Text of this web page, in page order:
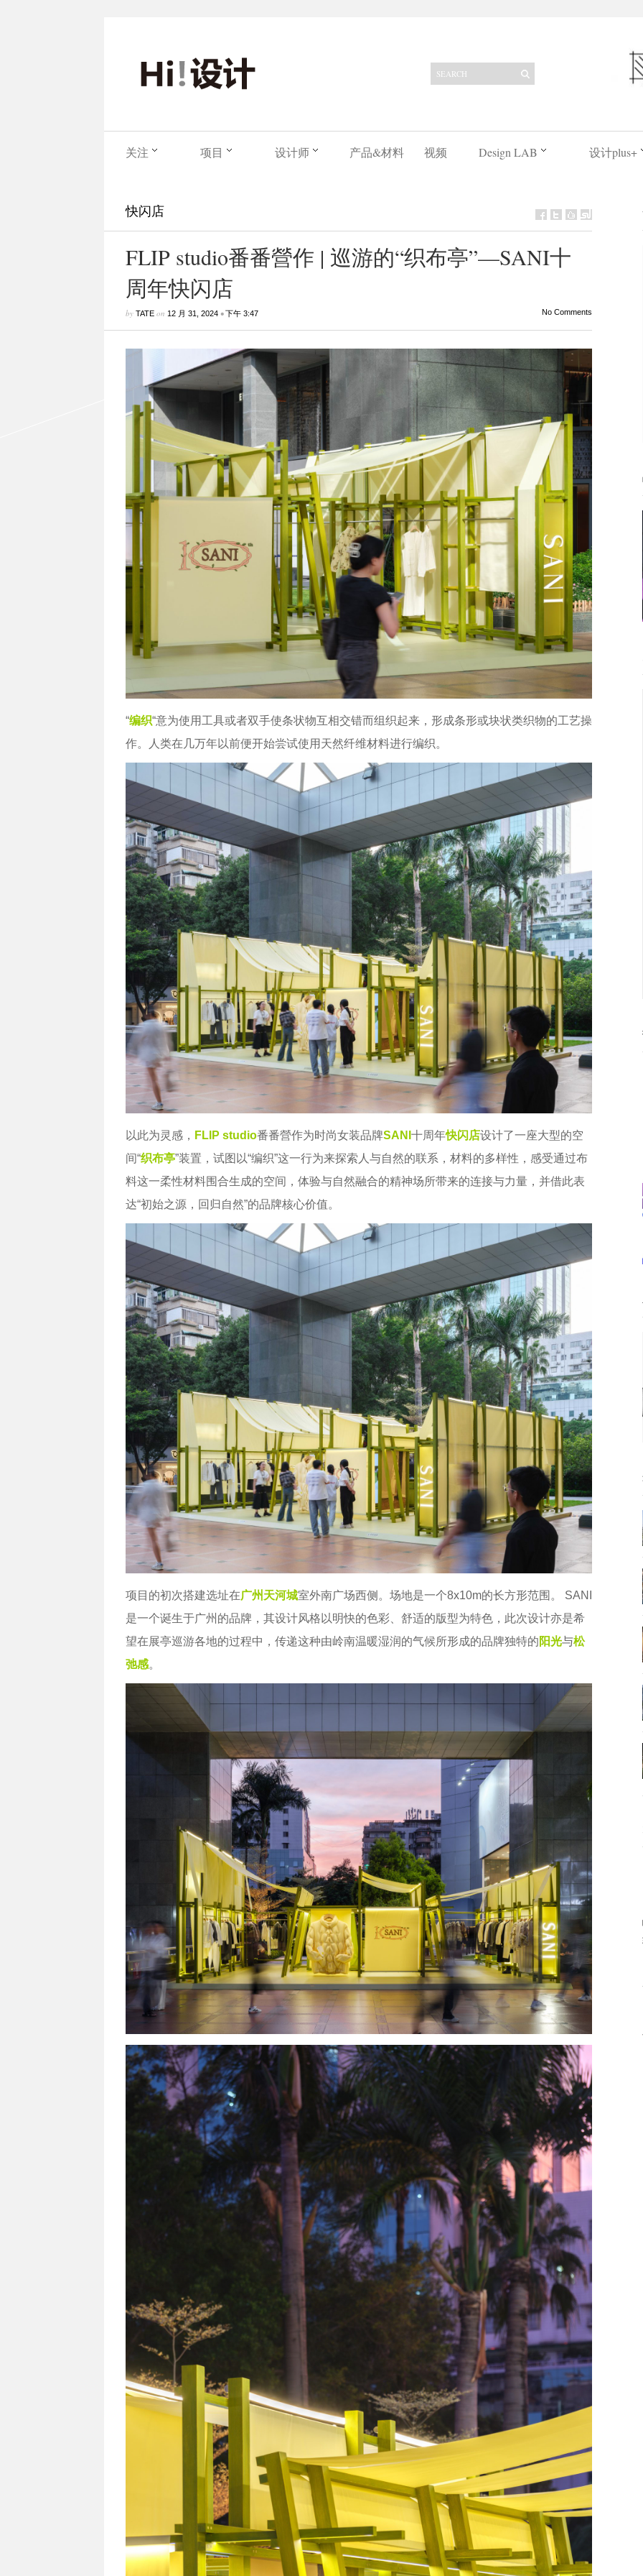
关注 项目 设计师 产品&材料 视频 Design LAB 设计plus+
快闪店
FLIP studio番番營作 | 巡游的“织布亭”—SANI十
周年快闪店
by TATEon 12 月 31, 2024•下午 3:47 No Comments
“编织“意为使用工具或者双手使条状物互相交错而组织起来，形成条形或块状类织物的工艺操
作。人类在几万年以前便开始尝试使用天然纤维材料进行编织。
以此为灵感， FLIP studio番番營作为时尚女装品牌SANI 十周年快闪店设计了一座大型的空
间“织布亭”装置，试图以“编织”这一行为来探索人与自然的联系，材料的多样性，感受通过布
料这一柔性材料围合生成的空间，体验与自然融合的精神场所带来的连接与力量，并借此表
达“初始之源，回归自然”的品牌核心价值。
项目的初次搭建选址在广州天河城室外南广场西侧。场地是一个8x10m的长方形范围。 SANI
是一个诞生于广州的品牌，其设计风格以明快的色彩、舒适的版型为特色，此次设计亦是希
望在展亭巡游各地的过程中，传递这种由岭南温暖湿润的气候所形成的品牌独特的 阳光与松
弛感。